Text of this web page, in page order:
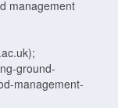
management
ground-
management-